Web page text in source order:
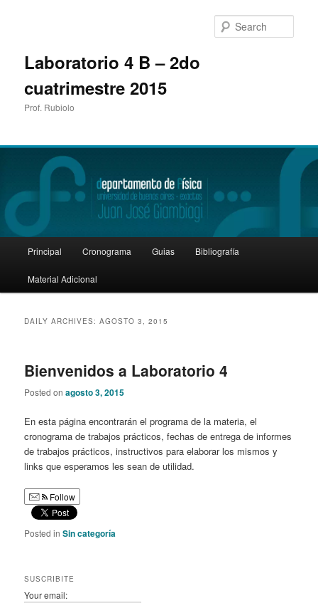
Laboratorio 4 B – 2do
cuatrimestre 2015
Prof. Rubiolo
Skip
to
Skip
to
Principal Cronograma Guias Bibliografía
Material Adicional
DAILY ARCHIVES:AGOSTO 3, 2015
Bienvenidos a Laboratorio 4
Posted onagosto 3, 2015
En esta página encontrarán el programa de la materia, el
cronograma de trabajos prácticos, fechas de entrega de informes
de trabajos prácticos, instructivos para elaborar los mismos y
links que esperamos les sean de utilidad.
Follow
Posted in Sin categoría
SUSCRIBITE
Your email: